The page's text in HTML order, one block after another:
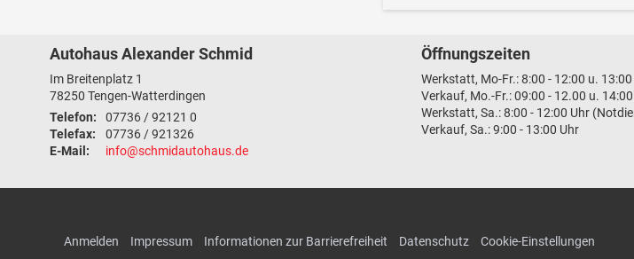
Autohaus Alexander Schmid
Im Breitenplatz 1
78250 Tengen-Watterdingen
Telefon:
07736 / 92121 0
Telefax:
07736 / 921326
E-Mail:
info@schmidautohaus.de
Öffnungszeiten
Werkstatt, Mo-Fr.: 8:00 - 12:00 u.
Verkauf, Mo.-Fr.: 09:00 - 12.00 u.
Werkstatt, Sa.: 8:00 - 12:00 Uhr
Verkauf, Sa.: 9:00 - 13:00 Uhr
Anmelden Impressum Informationen zur Barrierefreiheit Datenschutz Cookie-Einstellungen